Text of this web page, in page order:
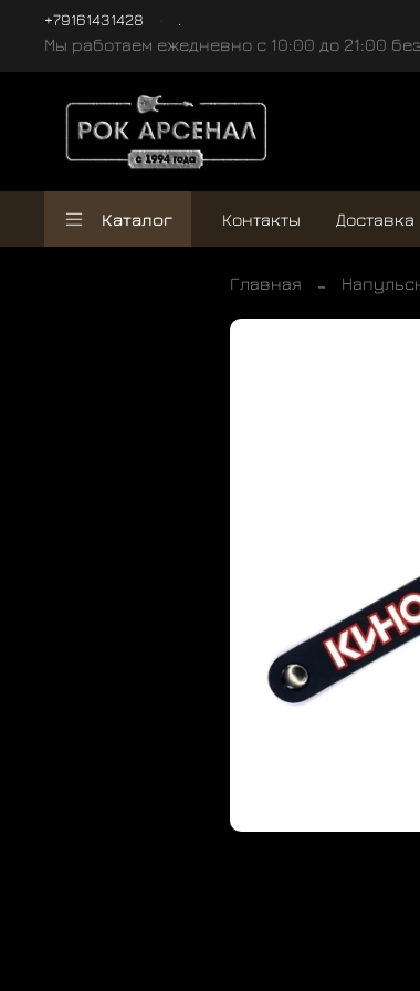
Мы работаем ежедневно с 10:00 до 21:00
+79161431428
Каталог Контакты Доставка
Главная